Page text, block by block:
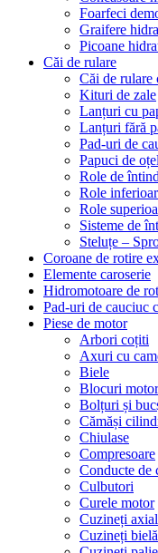
Foarfeci
Graifere
Picoane
Căi de rulare
Căi de rulare
Kituri de zale
Lanțuri cu
Lanțuri fără
Pad-uri de
Papuci de oțel
Role de
Role
Role
Sisteme de
Steluțe –
Coroane de rotire
Elemente caroserie
Hidromotoare de
Pad-uri de cauciuc
Piese de motor
Arbori coțiti
Axuri cu
Biele
Blocuri motor
Bolțuri și
Cămăși
Chiulase
Compresoare
Conducte de
Culbutori
Curele motor
Cuzineți
Cuzineți bielă